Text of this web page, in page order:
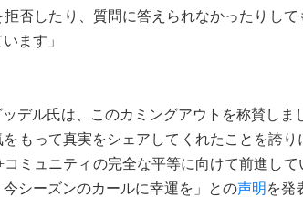
否したり、質問に答えられなかったりし
ます」
デル氏は、このカミングアウトを称賛しま
もって真実をシェアしてくれたことを誇
ミュニティの完全な平等に向けて前進し
シーズンのカールに幸運を」との声明 を発